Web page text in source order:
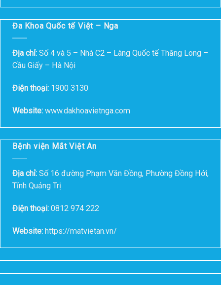
Đa Khoa Quốc tế Việt – Nga
Địa chỉ: Số 4 và 5 – Nhà C2 – Làng Quốc tế Thăng Long –
Cầu Giấy – Hà Nội
Điện thoại: 1900 3130
Website: www.dakhoavietnga.com
Bệnh viện Mắt Việt An
Địa chỉ: Số 16 đường Phạm Văn Đồng, Phường Đồng Hới,
Tỉnh Quảng Trị
Điện thoại: 0812 974 222
Website: https://matvietan.vn/